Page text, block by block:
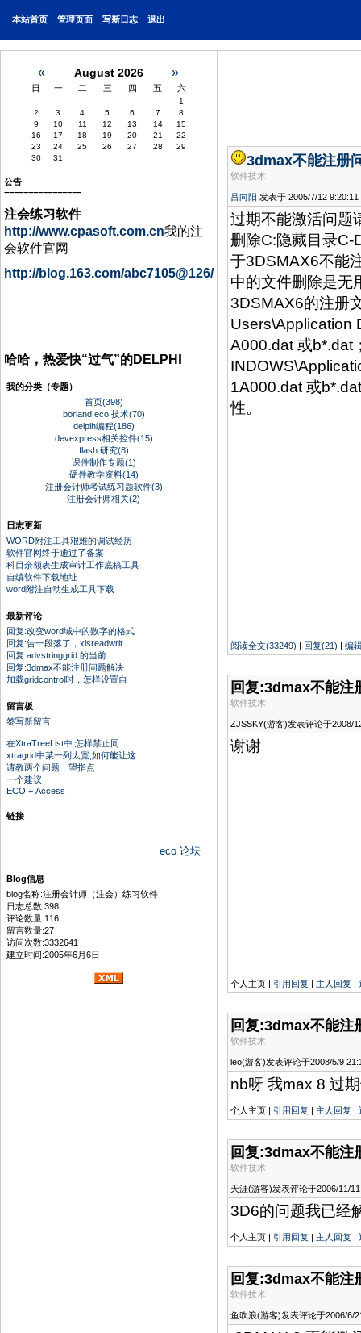
本站首页 管理页面 写新日志 退出
« August 2026 »
日 一 二 三 四 五 六
1
2
3 4 5 6 7
8
9
10 11 12 13 14
15
16
17 18 19 20 21
22
23
24 25 26 27 28
29
30
31
公告
================
注会练习软件
http://www.cpasoft.com.cn我的注
会软件官网
http://blog.163.com/abc7105@126/
哈哈，热爱快“过气”的DELPH I
我的分类（专题）
首页(398)
borland eco 技术(70)
delpih编程(186)
devexpress相关控件(15)
flash 研究(8)
课件制作专题(1)
硬件教学资料(14)
注册会计师考试练习题软件(3)
注册会计师相关(2)
日志更新
WORD附注工具艰难的调试经历
软件官网终于通过了备案
科目余额表生成审计工作底稿工具
自编软件下载地址
word附注自动生成工具下载
最新评论
回复:改变word域中的数字的格式
回复:告一段落了，xlsreadwrit
回复:advstringgrid 的当前
回复:3dmax不能注册问题解决
加载gridcontrol时，怎样设置自
留言板
签写新留言
在XtraTreeList中 怎样禁止同
xtragrid中某一列太宽,如何能让这
请教两个问题，望指点
一个建议
ECO + Access
链接
eco 论坛
Blog信息
blog名称:注册会计师（注会）练习软件
日志总数:398
评论数量:116
留言数量:27
访问次数:3332641
建立时间:2005年6月6日
3dmax不能注册
软件技术
吕向阳 发表于 2005/7/12 9:20:11
过期不能激活问题
删除C:隐藏目录C-
于3DSMAX6不能
中的文件删除是
3DSMAX6的注
Users\Application
A000.dat 或
1A000.dat 或
性。
阅读全文(33249) | 回复(21) | 编
回复:3dmax不能注
软件技术
ZJSSKY(游客)发表评论于2008/
谢谢
个人主页 | 引用回复 | 主人回复 |
回复:3dmax不能注
软件技术
leo(游客)发表评论于2008/5/9
nb呀 我max 8 过
个人主页 | 引用回复 | 主人回复 |
回复:3dmax不能注
软件技术
天涯(游客)发表评论于2006/11/
3D6的问题我已经
个人主页 | 引用回复 | 主人回复 |
回复:3dmax不能注
软件技术
鱼吹浪(游客)发表评论于2006/6/